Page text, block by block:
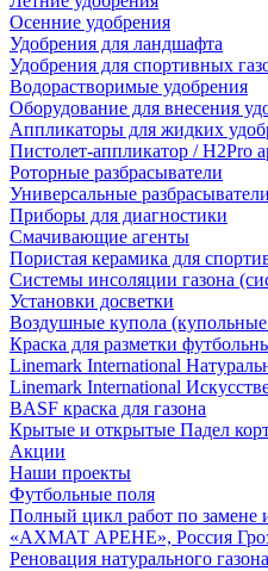
Осенние удобрения
Удобрения для ландшафта
Удобрения для спортивных
Водорастворимые удобрения
Оборудование для внесения
Аппликаторы для жидких
Пистолет-аппликатор / H2Pro
Роторные разбрасыватели
Универсальные
Приборы для диагностики
Смачивающие агенты
Пористая керамика для
Системы инсоляции газона
Установки досветки
Воздушные купола
Краска для разметки
Linemark International
Linemark International
BASF краска для газона
Крытые и открытые Падел
Акции
Наши проекты
Футбольные поля
Полный цикл работ по замене
«АХМАТ АРЕНЕ», Россия
Реновация натурального